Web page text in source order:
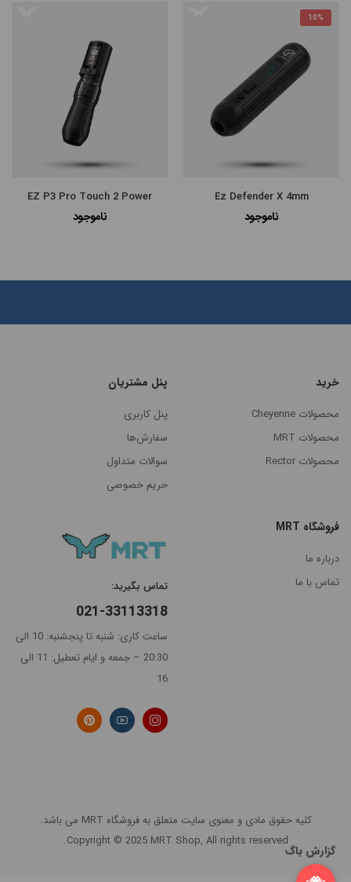
10%
Ez Defender X 4mm
ناموجود
EZ P3 Pro Touch 2 Power
ناموجود
خرید
محصولات Cheyenne
محصولات MRT
محصولات Rector
پنل مشتریان
پنل کاربری
سفارش‌ها
سوالات متداول
حریم خصوصی
فروشگاه MRT
درباره ما
تماس با ما
تماس بگیرید:
021-33113318
ساعت کاری: شنبه تا پنجشنبه: 10 الی
20:30 – جمعه و ایام تعطیل: 11 الی
16
کلیه حقوق مادی و معنوی سایت متعلق به فروشگاه MRT می باشد.
Copyright © 2025 MRT Shop, All rights reserved.
گزارش باگ